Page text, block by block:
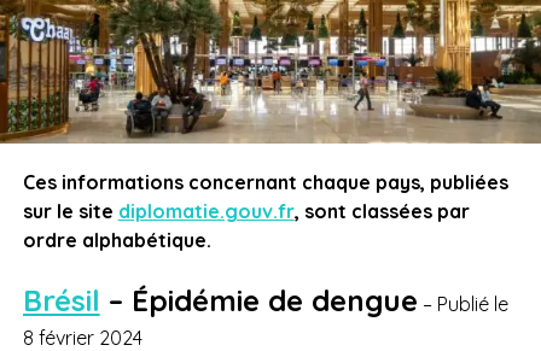
Ces informations concernant chaque pays, publiées
sur le site diplomatie.gouv.fr, sont classées par
ordre alphabétique.
Brésil – Épidémie de dengue – Publié le
8 février 2024